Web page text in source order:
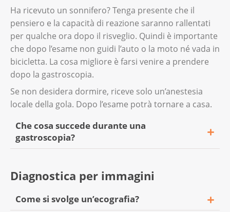
Ha ricevuto un sonnifero? Tenga presente che il
pensiero e la capacità di reazione saranno rallentati
per qualche ora dopo il risveglio. Quindi è importante
che dopo l’esame non guidi l’auto o la moto né vada in
bicicletta. La cosa migliore è farsi venire a prendere
dopo la gastroscopia.
Se non desidera dormire, riceve solo un’anestesia
locale della gola. Dopo l’esame potrà tornare a casa.
Che cosa succede durante una
gastroscopia?
tubo sottile con una microcamera nello
l’esofago. Questo tubo è chiamato
Diagnostica per immagini
Come si svolge un’ecografia?